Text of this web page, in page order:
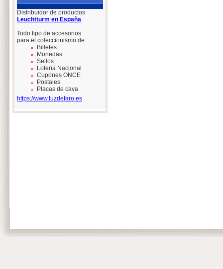
Distribuidor de productos
Leuchtturm en España.
Todo tipo de accesorios
para el coleccionismo de:
Billetes
Monedas
Sellos
Loteria Nacional
Cupones ONCE
Postales
Placas de cava
https://www.luzdefaro.es